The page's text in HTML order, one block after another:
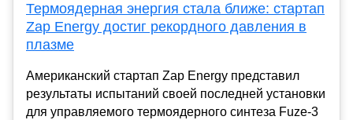
Термоядерная энергия стала ближе: стартап
Zap Energy достиг рекордного давления в
плазме
Американский стартап Zap Energy представил
результаты испытаний своей последней установки
для управляемого термоядерного синтеза Fuze-3